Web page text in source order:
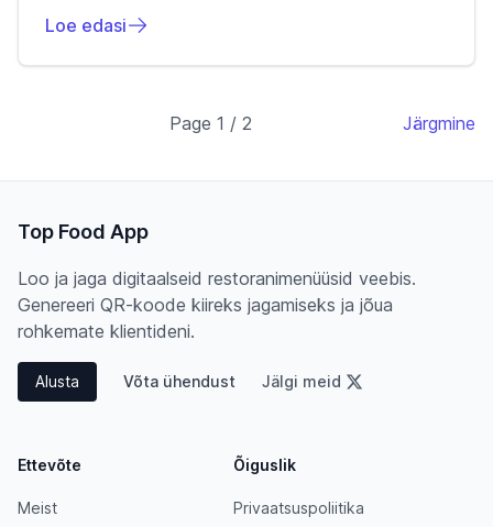
Loe edasi
Page 1 / 2 Järgmine
Top Food App
Loo ja jaga digitaalseid restoranimenüüsid veebis.
Genereeri QR-koode kiireks jagamiseks ja jõua
rohkemate klientideni.
Alusta Võta ühendust Jälgi meid
Ettevõte
Meist
Õiguslik
Privaatsuspoliitika